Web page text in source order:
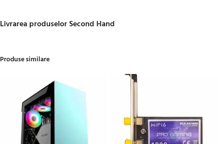
Livrarea produselor Second Hand
Produse similare